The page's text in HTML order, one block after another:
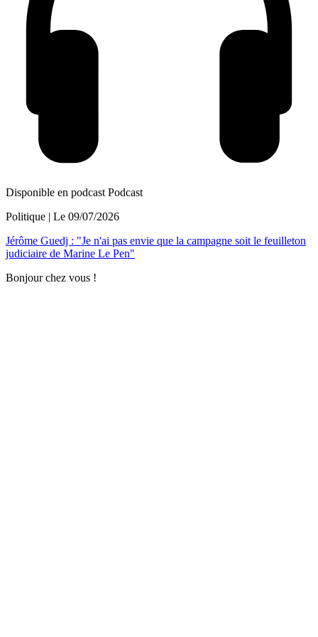
Disponible en podcast Podcast
Politique | Le 09/07/2026
Jérôme Guedj : "Je n'ai pas envie que la campagne soit le feuilleton
judiciaire de Marine Le Pen"
Bonjour chez vous !